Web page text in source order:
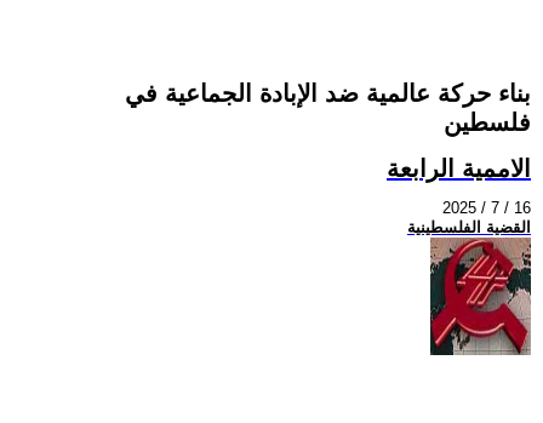
بناء حركة عالمية ضد الإبادة الجماعية في
فلسطين
الاممية الرابعة
2025 / 7 / 16
القضية الفلسطينية